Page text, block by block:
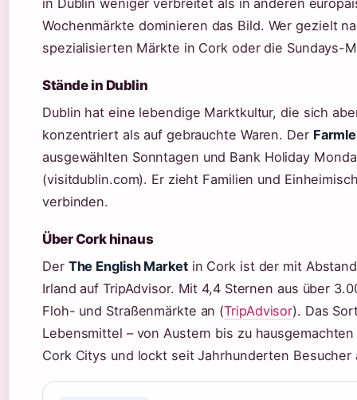
in Dublin weniger verbreitet als in anderen
Wochenmärkte dominieren das Bild. Wer gezielt
spezialisierten Märkte in Cork oder die Sundays-
Stände in Dublin
Dublin hat eine lebendige Marktkultur, die sich
konzentriert als auf gebrauchte Waren. Der
ausgewählten Sonntagen und Bank Holiday
(visitdublin.com). Er zieht Familien und
verbinden.
Über Cork hinaus
Der The English Marketin Cork ist der mit
Irland auf TripAdvisor. Mit 4,4 Sternen aus über
Floh- und Straßenmärkte an (TripAdvisor). Das
Lebensmittel – von Austern bis zu
Cork Citys und lockt seit Jahrhunderten Besucher